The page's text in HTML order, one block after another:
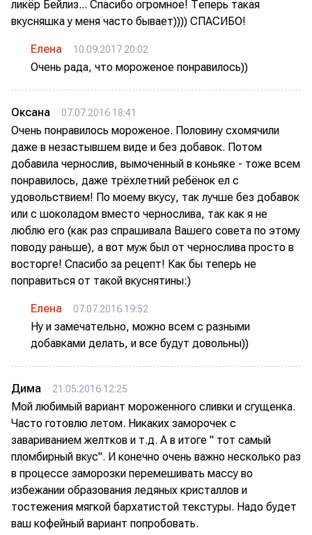
ликёр Бейлиз... Спасибо огромное! Теперь такая
вкусняшка у меня часто бывает)))) СПАСИБО!
Елена 10.09.2017 20:02
Очень рада, что мороженое понравилось))
Оксана 07.07.2016 18:41
Очень понравилось мороженое. Половину схомячили
даже в незастывшем виде и без добавок. Потом
добавила чернослив, вымоченный в коньяке - тоже всем
понравилось, даже трёхлетний ребёнок ел с
удовольствием! По моему вкусу, так лучше без добавок
или с шоколадом вместо чернослива, так как я не
люблю его (как раз спрашивала Вашего совета по этому
поводу раньше), а вот муж был от чернослива просто в
восторге! Спасибо за рецепт! Как бы теперь не
поправиться от такой вкуснятины:)
Елена 07.07.2016 19:52
Ну и замечательно, можно всем с разными
добавками делать, и все будут довольны))
Дима 21.05.2016 12:25
Мой любимый вариант мороженного сливки и сгущенка.
Часто готовлю летом. Никаких заморочек с
завариванием желтков и т.д. А в итоге " тот самый
пломбирный вкус". И конечно очень важно несколько раз
в процессе заморозки перемешивать массу во
избежании образования ледяных кристаллов и
тостежения мягкой бархатистой текстуры. Надо будет
ваш кофейный вариант попробовать.